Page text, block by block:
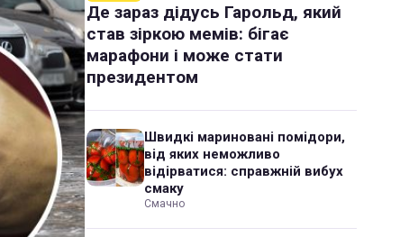
Де зараз дідусь Гарольд, який
став зіркою мемів: бігає
марафони і може стати
президентом
Швидкі мариновані помідори,
від яких неможливо
відірватися: справжній вибух
смаку
Смачно